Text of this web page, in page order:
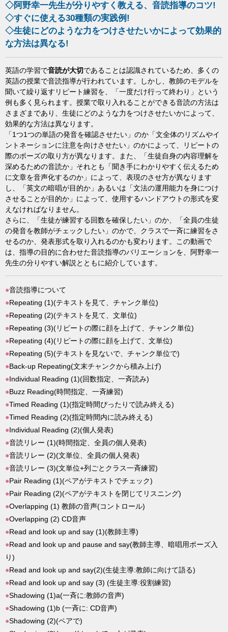
◇阿野幸一先生が分りやすく教える、音読指導のコツ!
◇すぐに使える30種類の実践例!
◇生徒にどのような力をつけさせたいかによって効果的
な方法は異なる!
英語の学習で音読が大切であることは認識されているため、多くの
英語の授業で音読指導が行われています。しかし、教師のモデルを
聞いて繰り返すリピート練習を、「一度だけ行って終わり」という
例も多く見られます。授業で取り入れることができる音読の方法は
さまざまであり、生徒にどのような力をつけさせたいかによって、
効果的な方法は異なります。
「1つ1つの単語の発音を確認させたい」のか「文全体のリズムやイ
ントネーションに注意を向けさせたい」のかによって、リピートの
際のポーズの取り方が異なります。また、「生徒自身の内容理解を
深めるための音読か」それとも「聞き手にわかりやすく伝えるため
に文章を音声化するのか」によって、表現のさせ方が異なります
し、「英文の暗唱が目的か」あるいは「文法の運用能力を身につけ
させることが目的か」によって、使用するハンドアウトの形式を変
えなければなりません。
さらに、「生徒が練習する回数を確保したい」のか、「全員の生徒
の発音を教師がチェックしたい」のかで、クラスで一斉に練習をさ
せるのか、発表形式を取り入れるのかも変わります。この動画で
は、指導の目的に合わせた音読指導のバリエーションを、阿野幸一
先生の分りやすい解説とともに紹介しています。
●音読指導について
●Repeating (1)(テキストを見て、チャンク単位)
●Repeating (2)(テキストを見て、文単位)
●Repeating (3)(リピートの際に顔を上げて、チャンク単位)
●Repeating (4)(リピートの際に顔を上げて、文単位)
●Repeating (5)(テキストを見ないで、チャンク単位で)
●Back-up Repeating(文末チャンクから積み上げ)
●Individual Reading (1)(回数指定、一斉読み)
●Buzz Reading(時間指定、一斉練習)
●Timed Reading (1)(指定時間ぴったりで読み終える)
●Timed Reading (2)(指定時間内に読み終える)
●Individual Reading (2)(個人発表)
●音読リレー (1)(時間指定、全員の個人発表)
●音読リレー (2)(文単位、全員の個人発表)
●音読リレー (3)(文単位+列ごとクラス一斉練習)
●Pair Reading (1)(ペアがテキストでチェック)
●Pair Reading (2)(ペアがテキストを閉じてリスニング)
●Overlapping (1) 教師の音声(コントロール)
●Overlapping (2) CD音声
●Read and look up and say (1)(教師主導)
●Read and look up and pause and say(教師主導、暗唱用ポーズ入
り)
●Read and look up and say(2)(生徒主導:教師に向けて語る)
●Read and look up and say (3) (生徒主導:役割練習)
●Shadowing (1)a(一斉に:教師の音声)
●Shadowing (1)b (一斉に: CD音声)
●Shadowing (2)(ペアで)